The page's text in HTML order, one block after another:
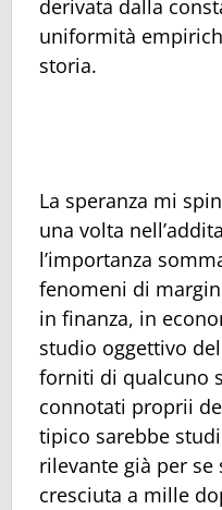
derivata dalla
uniformità
storia.
La speranza mi
una volta
l’importanza
fenomeni di
in finanza, in
studio oggettivo
forniti di qualcuno
connotati proprii
tipico sarebbe
rilevante già per se
cresciuta a mille